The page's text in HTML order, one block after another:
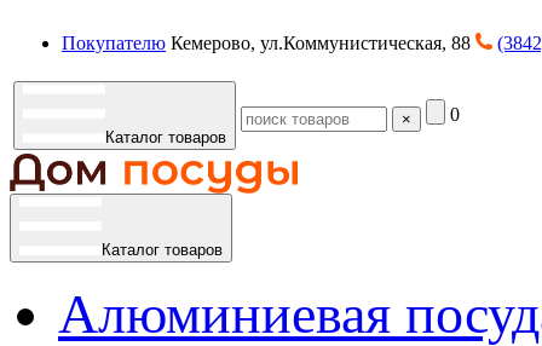
Покупателю Кемерово, ул.Коммунистическая, 88
Каталог товаров
× 0
Каталог товаров
Алюминиевая